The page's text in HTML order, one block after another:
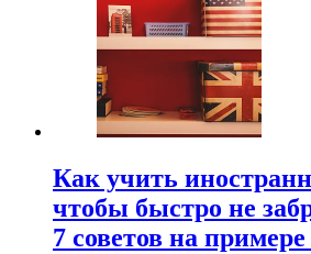
Как учить
чтобы быстро не
7 советов на